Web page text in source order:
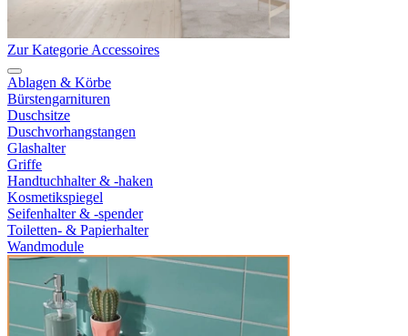
Zur Kategorie Accessoires
Ablagen & Körbe
Bürstengarnituren
Duschsitze
Duschvorhangstangen
Glashalter
Griffe
Handtuchhalter & -haken
Kosmetikspiegel
Seifenhalter & -spender
Toiletten- & Papierhalter
Wandmodule